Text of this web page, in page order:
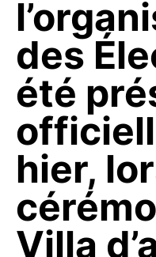
des
été
hier,
Villa